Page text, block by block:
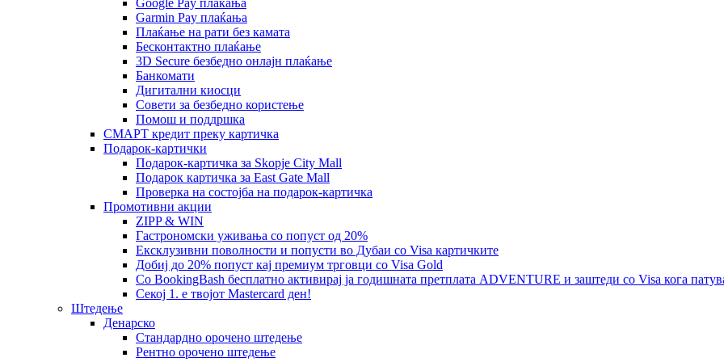
Google Pay плаќања
Garmin Pay плаќања
Плаќање на рати без камата
Бесконтактно плаќање
3D Secure безбедно онлајн плаќање
Банкомати
Дигитални киосци
Совети за безбедно користење
Помош и поддршка
СМАРТ кредит преку картичка
Подарок-картички
Подарок-картичка за Skopje City Mall
Подарок картичка за East Gate Mall
Проверка на состојба на подарок-картичка
Промотивни акции
ZIPP & WIN
Гастрономски уживања со попуст од 20%
Eксклузивни поволности и попусти во Дубаи со Visa картичките
Добиј до 20% попуст кај премиум трговци со Visa Gold
Со BookingBash бесплатно активирај ја годишната претплата ADVENTURE и заштеди со Visa кога
Секој 1. е твојот Mastercard ден!
Штедење
Денарско
Стандардно орочено штедење
Рентно орочено штедење